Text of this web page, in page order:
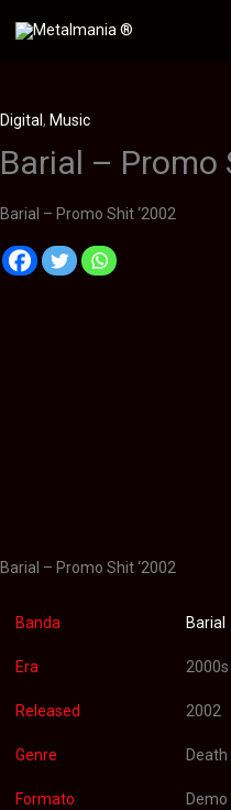
Digital , Music
Barial – Promo
Barial – Promo Shit ‘2002
Barial – Promo Shit ‘2002
Banda Barial
Era 2000s
Released 2002
Genre Death
Formato Demo